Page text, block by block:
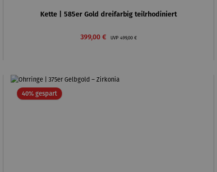
Kette | 585er Gold dreifarbig teilrhodiniert
Verkaufspreis:
399,00 € UVP Regulärer Preis:
499,00 €
40% gespartRabatt